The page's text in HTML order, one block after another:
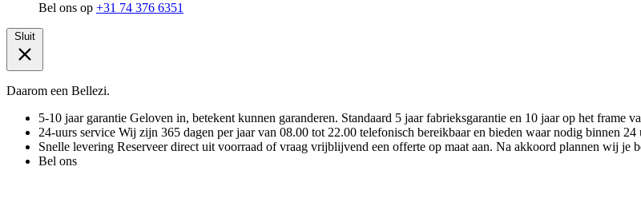
Bel ons op +31 74 376 6351
Sluit
Daarom een Bellezi.
5-10 jaar garantie Geloven in, betekent kunnen garanderen. Standaard 5 jaar fabrieksgarantie en 10 jaar op het frame
24-uurs service Wij zijn 365 dagen per jaar van 08.00 tot 22.00 telefonisch bereikbaar en bieden waar nodig binnen 24
Snelle levering Reserveer direct uit voorraad of vraag vrijblijvend een offerte op maat aan. Na akkoord plannen wij je
Bel ons